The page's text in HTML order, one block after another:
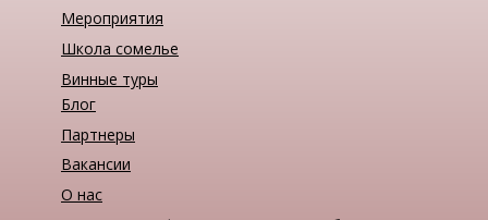
Мероприятия
Школа сомелье
Винные туры
Блог
О нас
Партнеры
Вакансии